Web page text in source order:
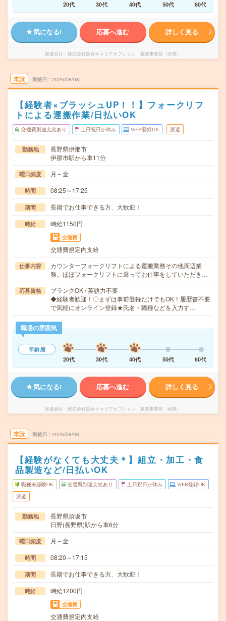
20代
30代 40代 50代 60代
気になる! 応募へ進む 詳しく見る
派遣会社 株式会社綜合キャリアオプション 製造事業部（全国）
未読 掲載日 2026/08/08
【経験者×ブラッシュUP！！】フォークリフ
トによる運搬作業/日払いOK
交通費別途支給あり 土日祝日が休み WEB登録OK 派遣
勤務地
長野県伊那市
伊那市駅から車11分
曜日頻度 月～金
時間 08:25～17:25
期間 長期でお仕事できる方、大歓迎！
時給 時給1150円
交通費
交通費規定内支給
仕事内容
カウンターフォークリフトによる運搬業務その他周辺業
務。ほぼフォークリフトに乗ってお仕事をしていただき…
応募資格
ブランクOK / 英語力不要
◆経験者歓迎！〇まずは事前登録だけでもOK！履歴書不要
で気軽にオンライン登録★氏名・職種などを入力す…
職場の雰囲気
年齢層
20代
30代 40代 50代 60代
気になる! 応募へ進む 詳しく見る
派遣会社 株式会社綜合キャリアオプション 製造事業部（全国）
未読 掲載日 2026/08/08
【経験がなくても大丈夫＊】組立・加工・食
品製造など/日払いOK
職種未経験OK 交通費別途支給あり 土日祝日が休み WEB登録OK
派遣
勤務地
長野県須坂市
日野(長野県)駅から車6分
曜日頻度 月～金
時間 08:20～17:15
期間 長期でお仕事できる方、大歓迎！
時給 時給1200円
交通費
交通費規定内支給